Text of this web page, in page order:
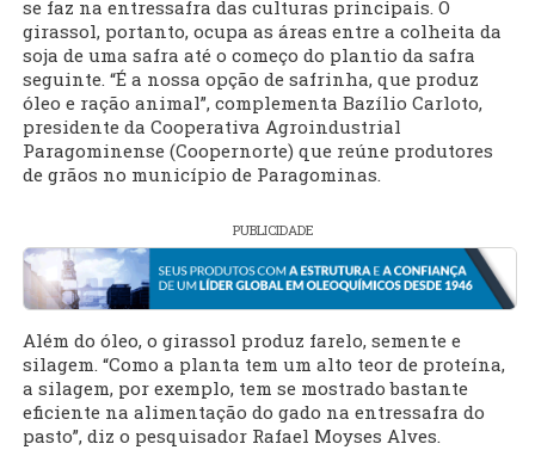
se faz na entressafra das culturas principais. O
girassol, portanto, ocupa as áreas entre a colheita da
soja de uma safra até o começo do plantio da safra
seguinte. “É a nossa opção de safrinha, que produz
óleo e ração animal”, complementa Bazílio Carloto,
presidente da Cooperativa Agroindustrial
Paragominense (Coopernorte) que reúne produtores
de grãos no município de Paragominas.
PUBLICIDADE
Além do óleo, o girassol produz farelo, semente e
silagem. “Como a planta tem um alto teor de proteína,
a silagem, por exemplo, tem se mostrado bastante
eficiente na alimentação do gado na entressafra do
pasto”, diz o pesquisador Rafael Moyses Alves.